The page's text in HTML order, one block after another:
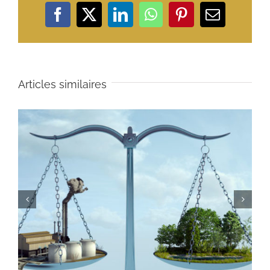
Facebook
X LinkedInWhatsApp
PinterestEmail
Articles similaires
Que faire en cas de grève et d’entrave à la liberté de
travailler ?